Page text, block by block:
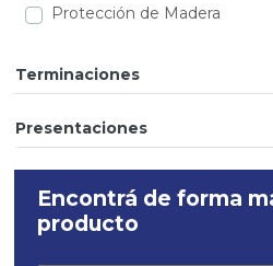
Protección de Madera
Terminaciones
Presentaciones
Encontrá de forma
producto